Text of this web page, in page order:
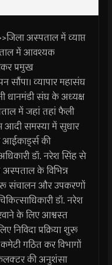
अस्पताल में व्याप्त
में आवश्यक
प्रमुख
सौंपा। व्यापार महासंघ
धानमंडी संघ के अध्यक्ष
में जहां तहां फैली
आदी समस्या में सुधार
आईकार्ड्स की
डॉ. नरेश सिंह से
के विभिन्न
संचालन और उपकरणों
डॉ. नरेश
के लिए आश्वस्त
प्रक्रिया शुरू
गठित कर विभागों
की अनुशंसा